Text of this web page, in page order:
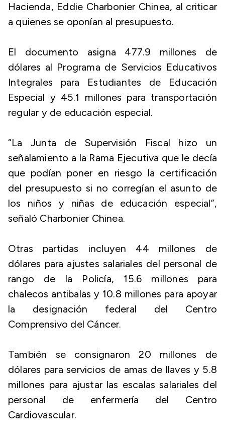
Hacienda, Eddie Charbonier Chinea, al criticar
a quienes se oponían al presupuesto.
El documento asigna 477.9 millones de
dólares al Programa de Servicios Educativos
Integrales para Estudiantes de Educación
Especial y 45.1 millones para transportación
regular y de educación especial.
“La Junta de Supervisión Fiscal hizo un
señalamiento a la Rama Ejecutiva que le decía
que podían poner en riesgo la certificación
del presupuesto si no corregían el asunto de
los niños y niñas de educación especial”,
señaló Charbonier Chinea.
Otras partidas incluyen 44 millones de
dólares para ajustes salariales del personal de
rango de la Policía, 15.6 millones para
chalecos antibalas y 10.8 millones para apoyar
la designación federal del Centro
Comprensivo del Cáncer.
También se consignaron 20 millones de
dólares para servicios de amas de llaves y 5.8
millones para ajustar las escalas salariales del
personal de enfermería del Centro
Cardiovascular.